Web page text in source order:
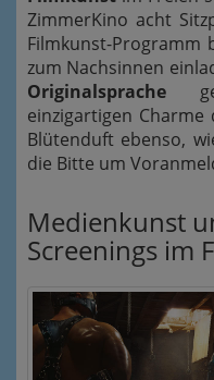
ZimmerKino acht
Filmkunst-Programm
zum Nachsinnen
Originalsprache
einzigartigen
Blütenduft ebenso,
die Bitte um
Medienkunst
Screenings im